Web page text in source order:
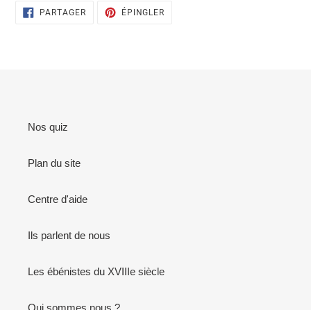
PARTAGERPARTAGER
SUR
ÉPINGLER
Nos quiz
Plan du site
Centre d'aide
Ils parlent de nous
Les ébénistes du XVIIIe siècle
Qui sommes nous ?